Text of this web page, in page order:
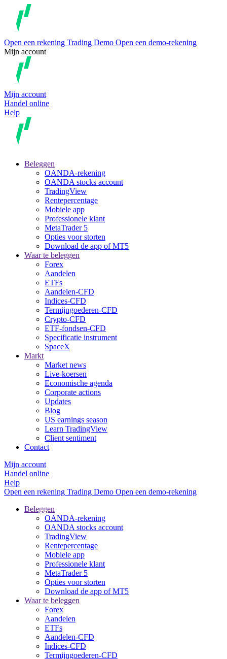
Open een rekening Trading Demo Open een demo-rekening
Mijn account
Mijn account
Handel online
Help
Beleggen
OANDA-rekening
OANDA stocks account
TradingView
Rentepercentage
Mobiele app
Professionele klant
MetaTrader 5
Opties voor storten
Download de app of MT5
Waar te beleggen
Forex
Aandelen
ETFs
Aandelen-CFD
Indices-CFD
Termijngoederen-CFD
Crypto-CFD
ETF-fondsen-CFD
Specificatie instrument
SpaceX
Markt
Market news
Live-koersen
Economische agenda
Corporate actions
Updates
Blog
US earnings season
Learn TradingView
Client sentiment
Contact
Mijn account
Handel online
Help
Open een rekening Trading Demo Open een demo-rekening
Beleggen
OANDA-rekening
OANDA stocks account
TradingView
Rentepercentage
Mobiele app
Professionele klant
MetaTrader 5
Opties voor storten
Download de app of MT5
Waar te beleggen
Forex
Aandelen
ETFs
Aandelen-CFD
Indices-CFD
Termijngoederen-CFD